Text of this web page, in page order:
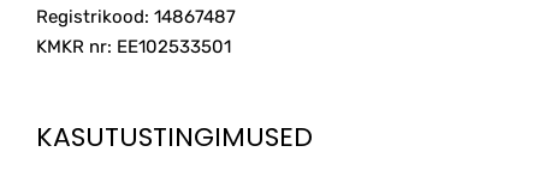
Registrikood: 14867487
KMKR nr: EE102533501
KASUTUSTINGIMUSED